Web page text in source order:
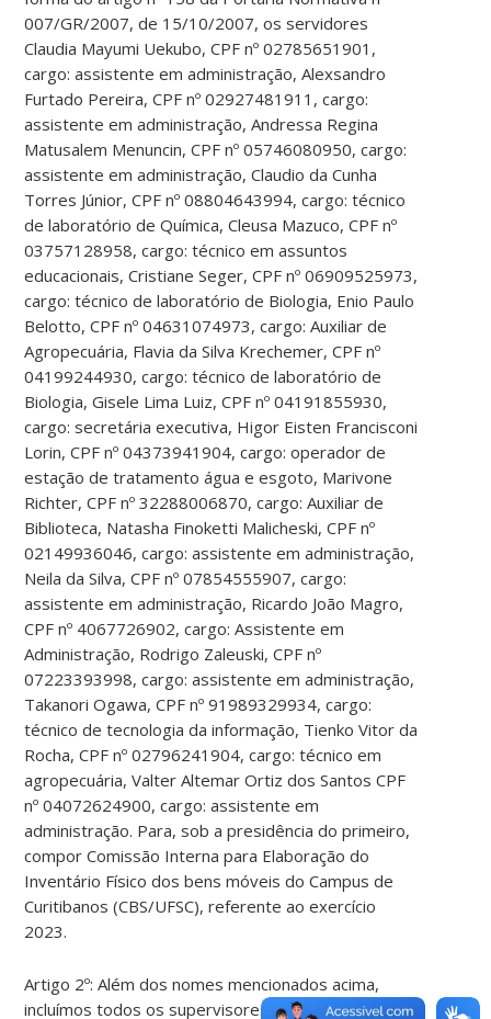
007/GR/2007, de 15/10/2007, os servidores
Claudia Mayumi Uekubo, CPF nº 02785651901,
cargo: assistente em administração, Alexsandro
Furtado Pereira, CPF nº 02927481911, cargo:
assistente em administração, Andressa Regina
Matusalem Menuncin, CPF nº 05746080950, cargo:
assistente em administração, Claudio da Cunha
Torres Júnior, CPF nº 08804643994, cargo: técnico
de laboratório de Química, Cleusa Mazuco, CPF nº
03757128958, cargo: técnico em assuntos
educacionais, Cristiane Seger, CPF nº 06909525973,
cargo: técnico de laboratório de Biologia, Enio Paulo
Belotto, CPF nº 04631074973, cargo: Auxiliar de
Agropecuária, Flavia da Silva Krechemer, CPF nº
04199244930, cargo: técnico de laboratório de
Biologia, Gisele Lima Luiz, CPF nº 04191855930,
cargo: secretária executiva, Higor Eisten Francisconi
Lorin, CPF nº 04373941904, cargo: operador de
estação de tratamento água e esgoto, Marivone
Richter, CPF nº 32288006870, cargo: Auxiliar de
Biblioteca, Natasha Finoketti Malicheski, CPF nº
02149936046, cargo: assistente em administração,
Neila da Silva, CPF nº 07854555907, cargo:
assistente em administração, Ricardo João Magro,
CPF nº 4067726902, cargo: Assistente em
Administração, Rodrigo Zaleuski, CPF nº
07223393998, cargo: assistente em administração,
Takanori Ogawa, CPF nº 91989329934, cargo:
técnico de tecnologia da informação, Tienko Vitor da
Rocha, CPF nº 02796241904, cargo: técnico em
agropecuária, Valter Altemar Ortiz dos Santos CPF
nº 04072624900, cargo: assistente em
administração. Para, sob a presidência do primeiro,
compor Comissão Interna para Elaboração do
Inventário Físico dos bens móveis do Campus de
Curitibanos (CBS/UFSC), referente ao exercício
2023.
Artigo 2º: Além dos nomes mencionados acima,
incluímos todos os supervisores de laboratório